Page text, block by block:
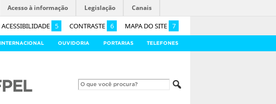
ACESSIBILIDADE 5 CONTRASTE 6 MAPA DO SITE 7
Acesso à informação Legislação Canais
INTERNACIONAL OUVIDORIA PORTARIAS TELEFONES